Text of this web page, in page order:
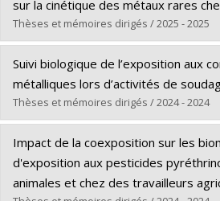
sur la cinétique des métaux rares
Thèses et mémoires dirigés / 2025 - 2025
Diplômé(e) :Jomaa, Malek
Cycle :Doctorat
Diplôme obtenu :Ph. D.
Lien vers le document dans Papyrus
Suivi biologique de l’exposition aux
métalliques lors d’activités de
Thèses et mémoires dirigés / 2024 - 2024
Diplômé(e) :Buitrago-Cortes, Jairo
Cycle :Doctorat
Diplôme obtenu :Ph. D.
Impact de la coexposition sur les
d'exposition aux pesticides
animales et chez des travailleurs